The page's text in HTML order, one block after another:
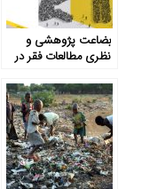
بضاعت پژوهشی و
نظری مطالعات فقر در